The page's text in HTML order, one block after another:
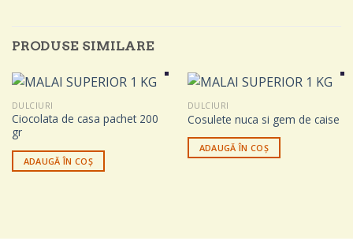
PRODUSE SIMILARE
DULCIURI
Ciocolata de casa pachet 200
gr
ADAUGĂ ÎN COȘ
DULCIURI
Cosulete nuca si gem de caise
ADAUGĂ ÎN COȘ